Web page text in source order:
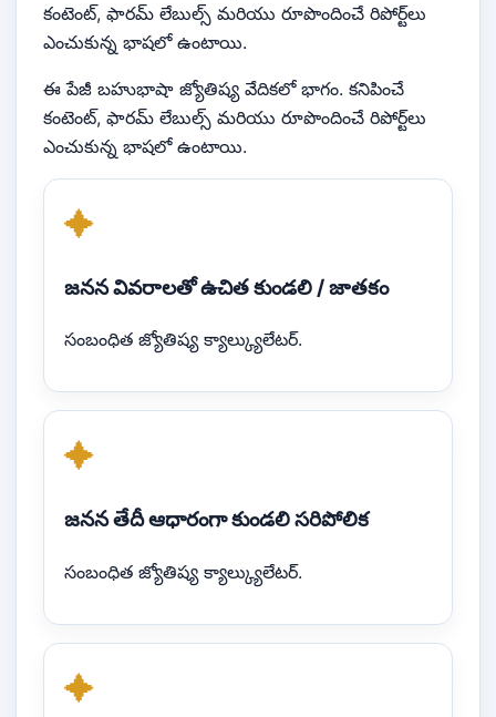
కంటెంట్, ఫారమ్ లేబుల్స్ మరియు రూపొందించే రిపోర్ట్‌లు
ఎంచుకున్న భాషలో ఉంటాయి.
ఈ పేజీ బహుభాషా జ్యోతిష్య వేదికలో భాగం. కనిపించే
కంటెంట్, ఫారమ్ లేబుల్స్ మరియు రూపొందించే రిపోర్ట్‌లు
ఎంచుకున్న భాషలో ఉంటాయి.
✦
జనన వివరాలతో ఉచిత కుండలి / జాతకం
సంబంధిత జ్యోతిష్య క్యాల్క్యులేటర్.
✦
జనన తేదీ ఆధారంగా కుండలి సరిపోలిక
సంబంధిత జ్యోతిష్య క్యాల్క్యులేటర్.
✦